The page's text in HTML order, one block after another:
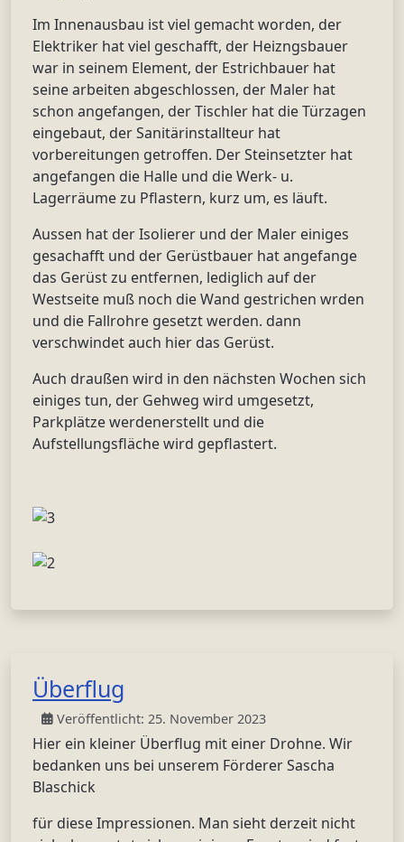
Im Innenausbau ist viel gemacht worden, der
Elektriker hat viel geschafft, der Heizngsbauer
war in seinem Element, der Estrichbauer hat
seine arbeiten abgeschlossen, der Maler hat
schon angefangen, der Tischler hat die Türzagen
eingebaut, der Sanitärinstallteur hat
vorbereitungen getroffen. Der Steinsetzter hat
angefangen die Halle und die Werk- u.
Lagerräume zu Pflastern, kurz um, es läuft.
Aussen hat der Isolierer und der Maler einiges
gesachafft und der Gerüstbauer hat angefange
das Gerüst zu entfernen, lediglich auf der
Westseite muß noch die Wand gestrichen wrden
und die Fallrohre gesetzt werden. dann
verschwindet auch hier das Gerüst.
Auch draußen wird in den nächsten Wochen sich
einiges tun, der Gehweg wird umgesetzt,
Parkplätze werdenerstellt und die
Aufstellungsfläche wird gepflastert.
Überflug
Veröffentlicht: 25. November 2023
Hier ein kleiner Überflug mit einer Drohne. Wir
bedanken uns bei unserem Förderer Sascha
Blaschick
für diese Impressionen. Man sieht derzeit nicht